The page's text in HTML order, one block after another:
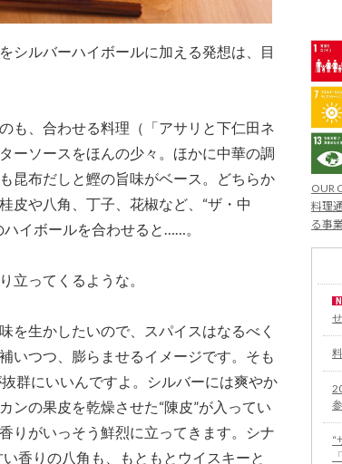
ルバーハイボールに加える発想は、目
も、合わせる料理（「アサリと下仁田ネ
ーソースをほんの少々。ほかに中華の調
昆布だしと鰹の旨味がベース。どちらか
皮や八角、丁子、花椒など、“ザ・中
イボールを合わせると……。
ってくるような。
生かしたいので、スパイスはなるべく
いつつ、膨らませるイメージです。そも
群にいいんですよ。シルバーには爽やか
ンの果皮を乾燥させた“陳皮”が入ってい
りがいっそう鮮烈に立ってきます。シナ
香りの八角も、もともとウイスキーと
OUR
料理
る事
せ
“